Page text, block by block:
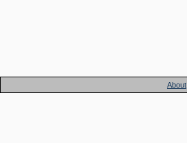
About